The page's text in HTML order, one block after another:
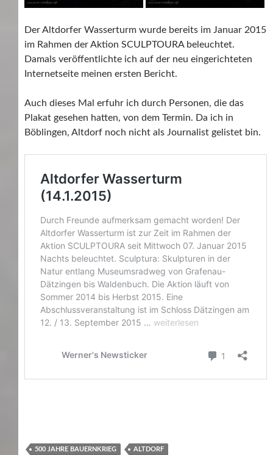
Der Altdorfer Wasserturm wurde bereits im Januar 2015
im Rahmen der Aktion SCULPTOURA beleuchtet.
Damals veröffentlichte ich auf der neu eingerichteten
Internetseite meinen ersten Bericht.
Auch dieses Mal erfuhr ich durch Personen, die das
Plakat gesehen hatten, von dem Termin. Da ich in
Böblingen, Altdorf noch nicht als Journalist gelistet bin.
500 JAHRE BAUERNKRIEG ALTDORF